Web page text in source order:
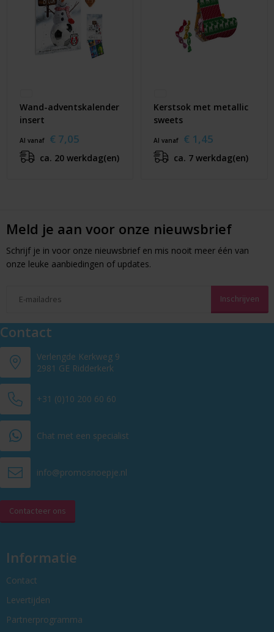
Wand-adventskalender
insert
Al vanaf € 7,05
ca. 20 werkdag(en)
Kerstsok met metallic
sweets
Al vanaf € 1,45
ca. 7 werkdag(en)
Meld je aan voor onze nieuwsbrief
Schrijf je in voor onze nieuwsbrief en mis nooit meer één van
onze leuke aanbiedingen of updates.
Contact
Verlengde Kerkweg 9
2981 GE Ridderkerk
+31 (0)10 200 60 60
Chat met een specialist
info@promosnoepje.nl
Contacteer ons
Informatie
Contact
Levertijden
Partnerprogramma